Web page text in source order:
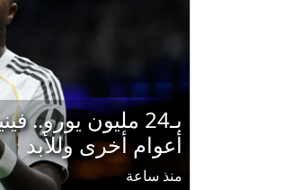
أعوام أخرى وللأبد
منذ ساعة